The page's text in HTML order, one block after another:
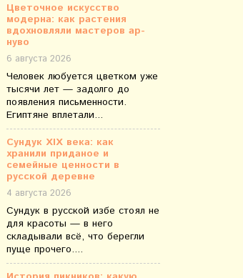
Цветочное искусство
модерна: как растения
вдохновляли мастеров ар-
нуво
6 августа 2026
Человек любуется цветком уже
тысячи лет — задолго до
появления письменности.
Египтяне вплетали...
Сундук XIX века: как
хранили приданое и
семейные ценности в
русской деревне
4 августа 2026
Сундук в русской избе стоял не
для красоты — в него
складывали всё, что берегли
пуще прочего....